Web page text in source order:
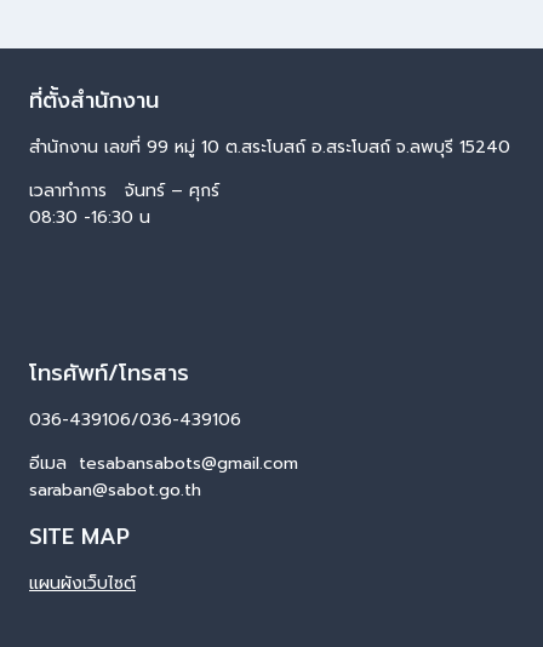
ที่ตั้งสำนักงาน
สำนักงาน เลขที่ 99 หมู่ 10 ต.สระโบสถ์ อ.สระโบสถ์ จ.ลพบุรี 15240
เวลาทำการ จันทร์ – ศุกร์
08:30 -16:30 น
โทรศัพท์/โทรสาร
036-439106/036-439106
อีเมล tesabansabots@gmail.com
saraban@sabot.go.th
SITE MAP
แผนผังเว็บไซต์